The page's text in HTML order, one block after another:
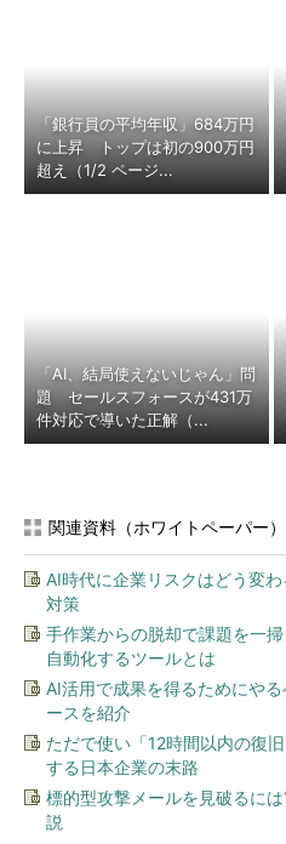
「銀行員の平均年収」684万円
に上昇 トップは初の900万円
超え（1/2 ページ...
「AI、結局使えないじゃん」問
題 セールスフォースが431万
件対応で導いた正解（...
関連資料（ホワイトペーパー）
AI時代に企業リスクはどう変
対策
手作業からの脱却で課題を一
自動化するツールとは
AI活用で成果を得るためにや
ースを紹介
ただで使い「12時間以内の復
する日本企業の末路
標的型攻撃メールを見破るに
説